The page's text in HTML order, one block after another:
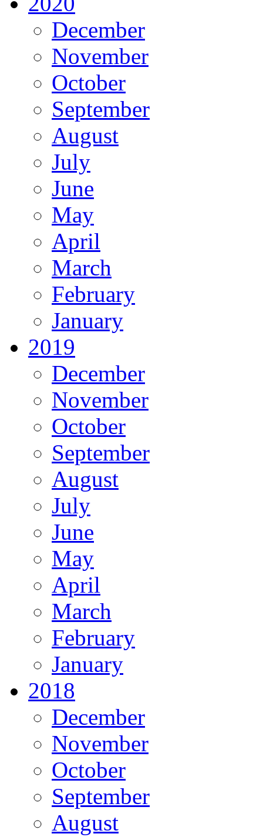
December
November
October
September
August
July
June
May
April
March
February
January
2019
December
November
October
September
August
July
June
May
April
March
February
January
2018
December
November
October
September
August